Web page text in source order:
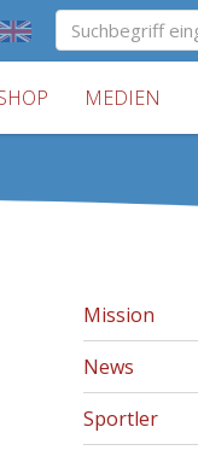
MEDIEN
Mission
News
Sportler